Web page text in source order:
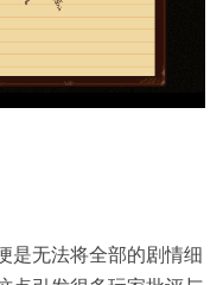
是无法将全部的剧情细